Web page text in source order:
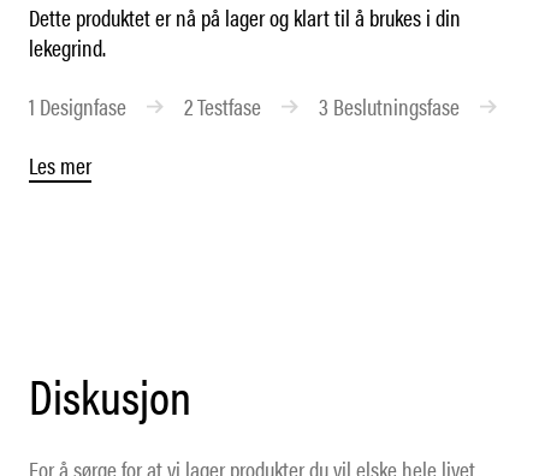
Dette produktet er nå på lager og klart til å brukes i din
lekegrind.
1 Designfase 2Testfase 3 Beslutningsfase
Les mer
Diskusjon